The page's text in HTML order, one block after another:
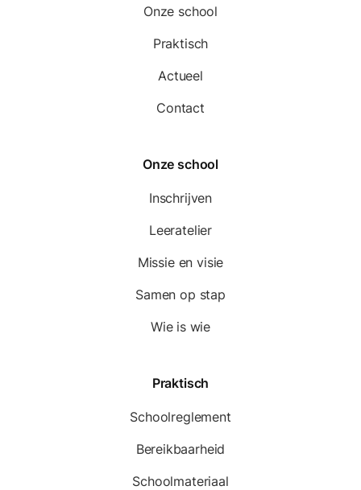
Onze school
Praktisch
Actueel
Contact
Onze school
Inschrijven
Leeratelier
Missie en visie
Samen op stap
Wie is wie
Praktisch
Schoolreglement
Bereikbaarheid
Schoolmateriaal